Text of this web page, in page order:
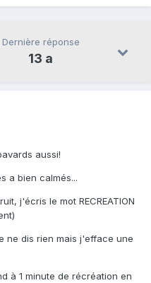
Dernière réponse
13 a
aussi!
a bien calmés...
j'écris le mot RECREATION
ne dis rien mais j'efface une
à 1 minute de récréation en